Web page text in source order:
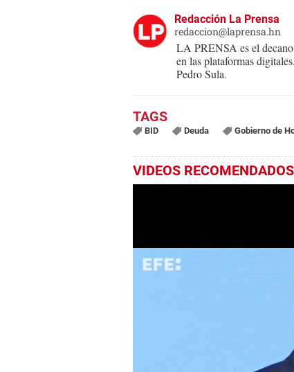
Redacción La Prensa
redaccion@laprensa.hn
LA PRENSA es el
en las plataformas
Pedro Sula.
BID Deuda Gobierno de
VIDEOS RECOMENDADOS